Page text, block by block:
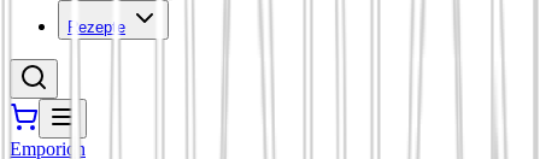
Rezepte
Emporion